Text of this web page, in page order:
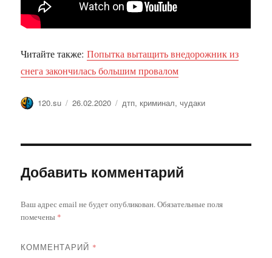
Читайте также:Попытка вытащить внедорожник из
снега закончилась большим провалом
Автор
120.su Опубликовано
26.02.2020 Метки
дтп, криминал,чудаки
Добавить комментарий
Ваш адрес email не будет опубликован.Обязательные поля
помечены *
КОММЕНТАРИЙ *